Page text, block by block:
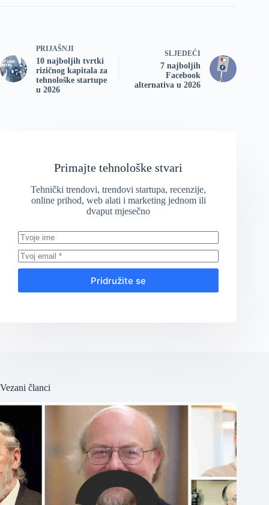
PRIJAŠNJI
10 najboljih tvrtki
rizičnog kapitala za
tehnološke startupe
u 2026
SLJEDEĆI
7 najboljih
Facebook
alternativa u 2026
Primajte tehnološke stvari
Tehnički trendovi, trendovi startupa, recenzije,
online prihod, web alati i marketing jednom ili
dvaput mjesečno
Pridružite se
Vezani članci